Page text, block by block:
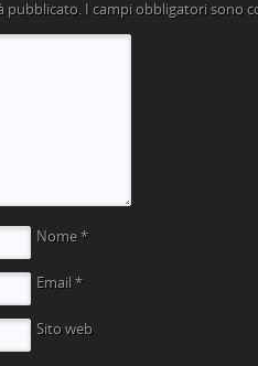
pubblicato. I campi obbligatori sono
Nome *
Email *
Sito web